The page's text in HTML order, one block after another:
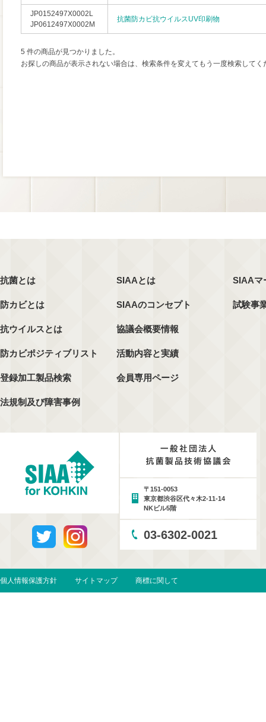
JP0152497X0002L
JP0612497X0002M
抗菌防カビ抗ウイルスUV印刷物
5 件の商品が見つかりました。
お探しの商品が表示されない場合は、検索条件を変えてもう一度検索してく
抗菌とは
防カビとは
抗ウイルスとは
防カビポジティブリスト
登録加工製品検索
法規制及び障害事例
SIAAとは
SIAAのコンセプト
協議会概要情報
活動内容と実績
会員専用ページ
SIAAマ
試験事
〒151-0053
東京都渋谷区代々木2-11-14
NKビル5階
03-6302-0021
個人情報保護方針 サイトマップ 商標に関して